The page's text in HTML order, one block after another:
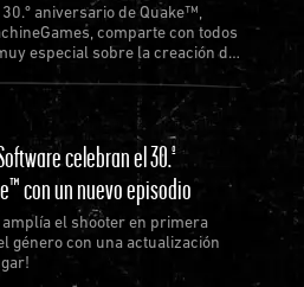
aniversario de Quake™,
comparte con todos
especial sobre la creación del
celebran el 30.º
con un nuevo episodio
amplía el shooter en primera
género con una actualización